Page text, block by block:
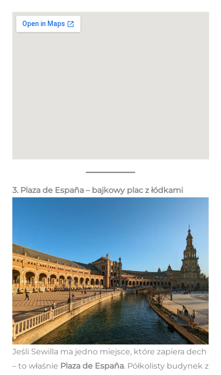
3. Plaza de España – bajkowy plac z łódkami
Jeśli Sewilla ma jedno miejsce, które zapiera dech
– to właśnie Plaza de España. Półkolisty budynek z